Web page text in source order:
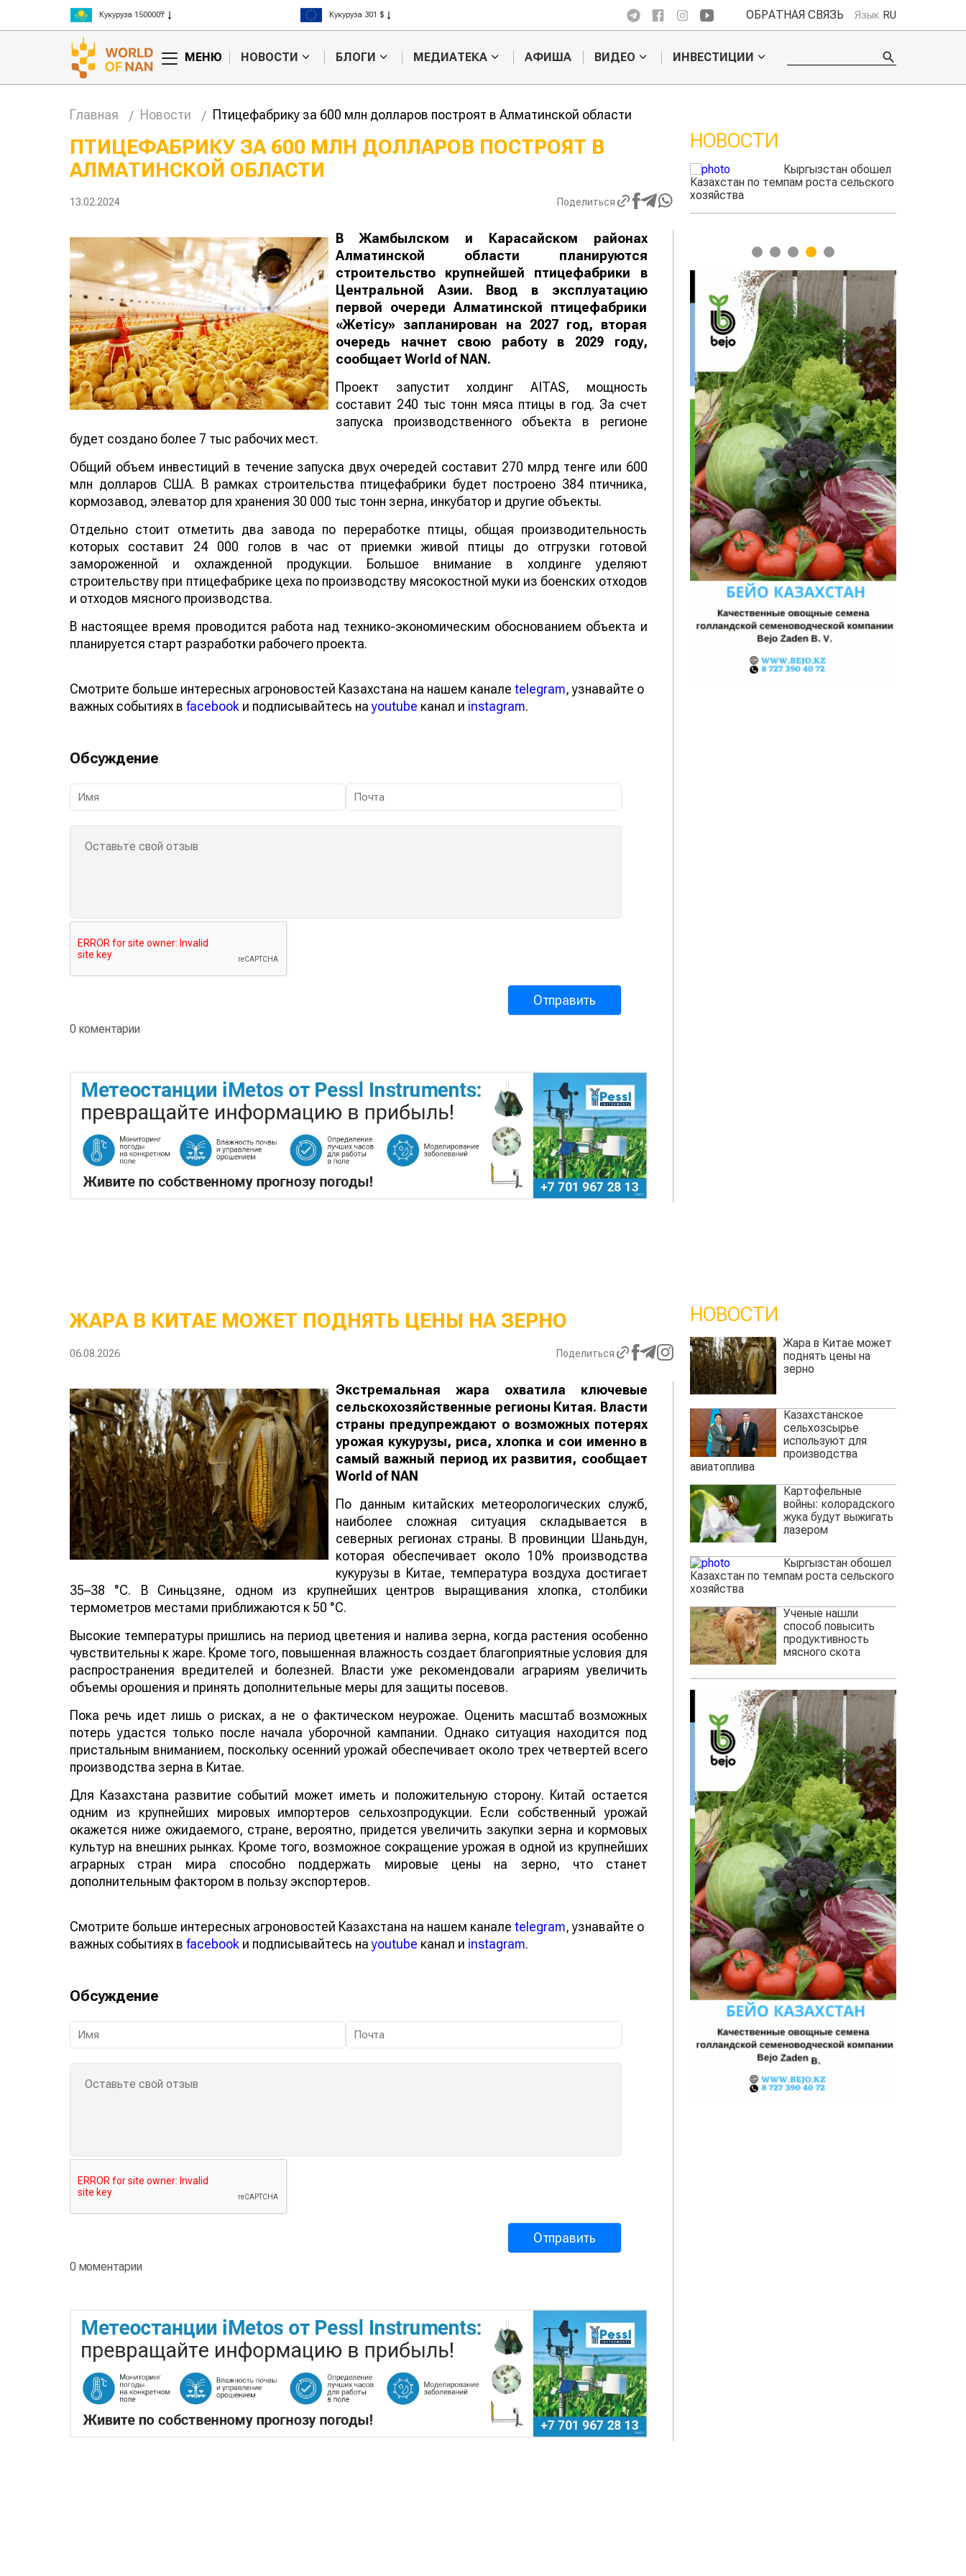
Рис 300000₸
Пшеница 3 класс 125000₸
Рис 408 $
Пшеница 423 $
ОБРАТНАЯ СВЯЗЬ Язык RU
МЕНЮ НОВОСТИ БЛОГИ МЕДИАТЕКА АФИША ВИДЕО ИНВЕСТИЦИИ
Главная Новости Птицефабрику за 600 млн долларов построят в Алматинской области
ПТИЦЕФАБРИКУ ЗА 600 МЛН ДОЛЛАРОВ ПОСТРОЯТ В
АЛМАТИНСКОЙ ОБЛАСТИ
13.02.2024 Поделиться
В Жамбылском и Карасайском районах
Алматинской области планируются
строительство крупнейшей птицефабрики в
Центральной Азии. Ввод в эксплуатацию
первой очереди Алматинской птицефабрики
«Жетісу» запланирован на 2027 год, вторая
очередь начнет свою работу в 2029 году,
сообщает World of NAN.
Проект запустит холдинг AITAS, мощность
составит 240 тыс тонн мяса птицы в год. За счет
запуска производственного объекта в регионе
будет создано более 7 тыс рабочих мест.
Общий объем инвестиций в течение запуска двух очередей составит 270 млрд тенге или 600
млн долларов США. В рамках строительства птицефабрики будет построено 384 птичника,
кормозавод, элеватор для хранения 30 000 тыс тонн зерна, инкубатор и другие объекты.
Отдельно стоит отметить два завода по переработке птицы, общая производительность
которых составит 24 000 голов в час от приемки живой птицы до отгрузки готовой
замороженной и охлажденной продукции. Большое внимание в холдинге уделяют
строительству при птицефабрике цеха по производству мясокостной муки из боенских отходов
и отходов мясного производства.
В настоящее время проводится работа над технико-экономическим обоснованием объекта и
планируется старт разработки рабочего проекта.
Смотрите больше интересных агроновостей Казахстана на нашем канале telegram, узнавайте о
важных событиях в facebook и подписывайтесь наyoutube канал и instagram.
Обсуждение
0 коментарии
НОВОСТИ
Казахстанское
Ученые нашли
способ повысить
1 2 3 4 5
ЖАРА В КИТАЕ МОЖЕТ ПОДНЯТЬ ЦЕНЫ НА ЗЕРНО
06.08.2026 Поделиться
Экстремальная жара охватила ключевые
сельскохозяйственные регионы Китая. Власти
страны предупреждают о возможных потерях
урожая кукурузы, риса, хлопка и сои именно в
самый важный период их развития, сообщает
World of NAN
По данным китайских метеорологических служб,
наиболее сложная ситуация складывается в
северных регионах страны. В провинции Шаньдун,
которая обеспечивает около 10% производства
кукурузы в Китае, температура воздуха достигает
35–38 °C. В Синьцзяне, одном из крупнейших центров выращивания хлопка, столбики
термометров местами приближаются к 50 °C.
Высокие температуры пришлись на период цветения и налива зерна, когда растения особенно
чувствительны к жаре. Кроме того, повышенная влажность создает благоприятные условия для
распространения вредителей и болезней. Власти уже рекомендовали аграриям увеличить
объемы орошения и принять дополнительные меры для защиты посевов.
Пока речь идет лишь о рисках, а не о фактическом неурожае. Оценить масштаб возможных
потерь удастся только после начала уборочной кампании. Однако ситуация находится под
пристальным вниманием, поскольку осенний урожай обеспечивает около трех четвертей всего
производства зерна в Китае.
Для Казахстана развитие событий может иметь и положительную сторону. Китай остается
одним из крупнейших мировых импортеров сельхозпродукции. Если собственный урожай
окажется ниже ожидаемого, стране, вероятно, придется увеличить закупки зерна и кормовых
культур на внешних рынках. Кроме того, возможное сокращение урожая в одной из крупнейших
аграрных стран мира способно поддержать мировые цены на зерно, что станет
дополнительным фактором в пользу экспортеров.
Смотрите больше интересных агроновостей Казахстана на нашем канале telegram, узнавайте о
важных событиях в facebook и подписывайтесь наyoutube канал и instagram.
Обсуждение
0 моментарии
НОВОСТИ
Жара в Китае может
поднять цены на
зерно
Казахстанское
сельхозсырье
используют для
производства
авиатоплива
Картофельные
войны: колорадского
жука будут выжигать
лазером
Кыргызстан обошел
Казахстан по темпам роста сельского
хозяйства
Ученые нашли
способ повысить
продуктивность
мясного скота